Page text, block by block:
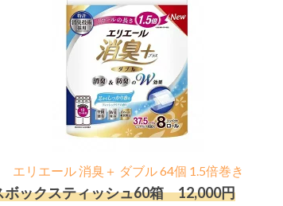
エリエール 消臭＋ ダブル 64個 1.5倍巻き
ボックスティッシュ60箱 12,000円